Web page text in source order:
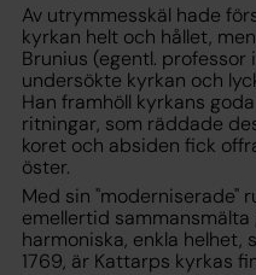
Av utrymmesskäl hade
kyrkan helt och hållet,
Brunius (egentl.
undersökte kyrkan och
Han framhöll kyrkans
ritningar, som räddade
koret och absiden fick
öster.
Med sin "moderniserade"
emellertid
harmoniska, enkla helhet,
1769, är Kattarps kyrkas